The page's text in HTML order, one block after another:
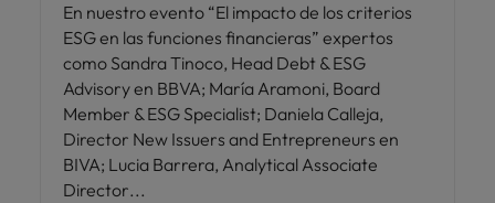
En nuestro evento “El impacto de los criterios
ESG en las funciones financieras” expertos
como Sandra Tinoco, Head Debt & ESG
Advisory en BBVA; María Aramoni, Board
Member & ESG Specialist; Daniela Calleja,
Director New Issuers and Entrepreneurs en
BIVA; Lucia Barrera, Analytical Associate
Director